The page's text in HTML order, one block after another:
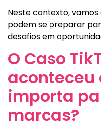
Neste contexto,
podem se preparar
desafios em
O Caso
aconteceu
importa
marcas?